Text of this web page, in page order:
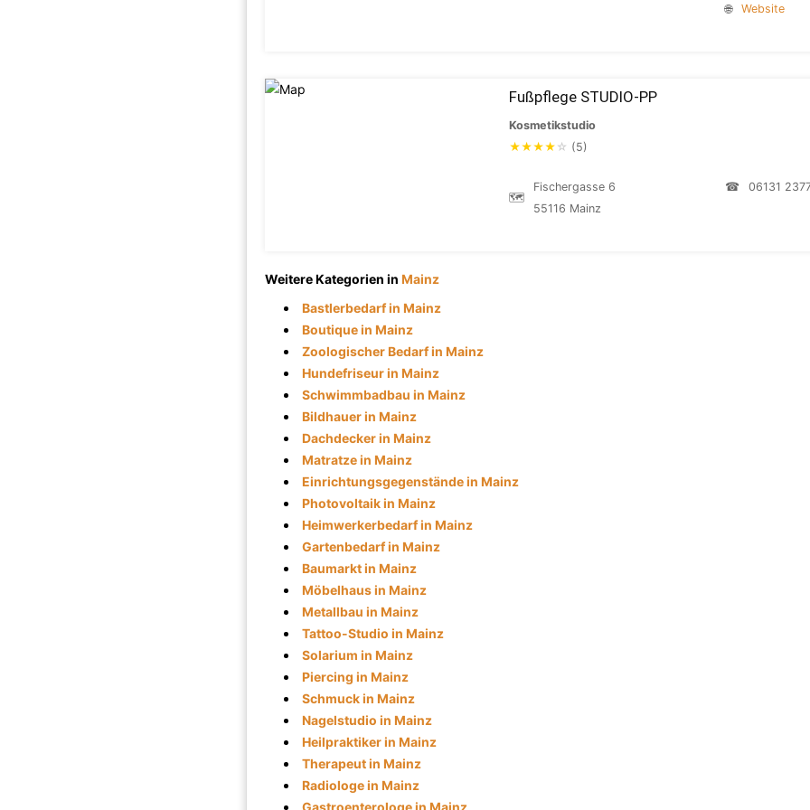
🌐 Website
Fußpflege STUDIO-PP
Kosmetikstudio
★★★★ ☆ (5)
🗺
Fischergasse 6
55116 Mainz
☎ 06131
Weitere Kategorien in Mainz
Bastlerbedarf in Mainz
Boutique in Mainz
Zoologischer Bedarf in Mainz
Hundefriseur in Mainz
Schwimmbadbau in Mainz
Bildhauer in Mainz
Dachdecker in Mainz
Matratze in Mainz
Einrichtungsgegenstände in Mainz
Photovoltaik in Mainz
Heimwerkerbedarf in Mainz
Gartenbedarf in Mainz
Baumarkt in Mainz
Möbelhaus in Mainz
Metallbau in Mainz
Tattoo-Studio in Mainz
Solarium in Mainz
Piercing in Mainz
Schmuck in Mainz
Nagelstudio in Mainz
Heilpraktiker in Mainz
Therapeut in Mainz
Radiologe in Mainz
Gastroenterologe in Mainz